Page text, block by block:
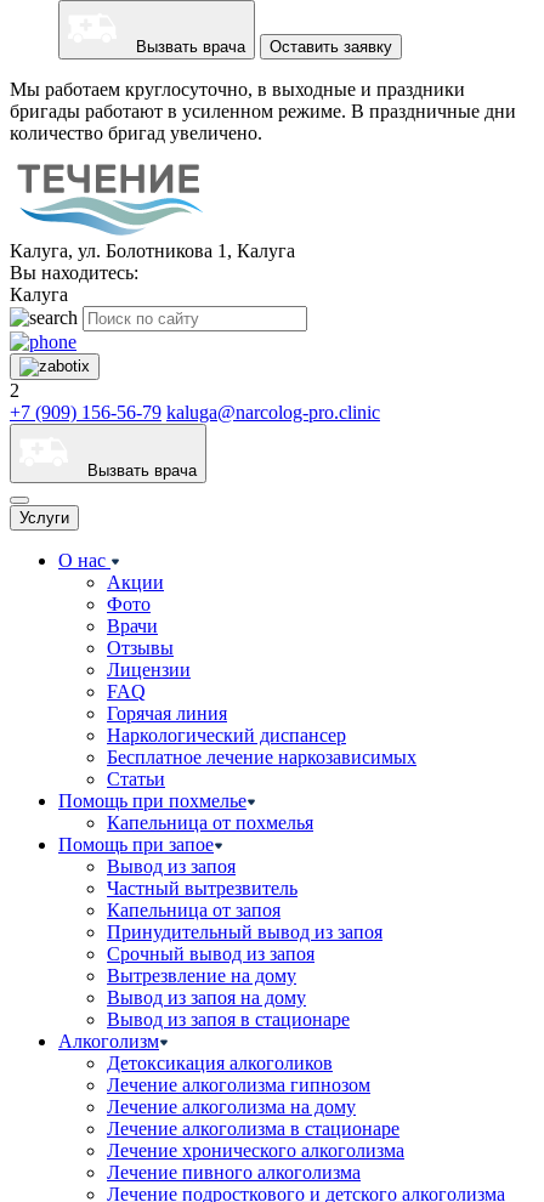
Вызвать врача Оставить заявку
Мы работаем круглосуточно, в выходные и праздники
бригады работают в усиленном режиме. В праздничные дни
количество бригад увеличено.
Калуга, ул. Болотникова 1, Калуга
Вы находитесь:
Калуга
2
+7 (909) 156-56-79 kaluga@narcolog-pro.clinic
Вызвать врача
Услуги
О нас
Акции
Фото
Врачи
Отзывы
Лицензии
FAQ
Горячая линия
Наркологический диспансер
Бесплатное лечение наркозависимых
Статьи
Помощь при похмелье
Капельница от похмелья
Помощь при запое
Вывод из запоя
Частный вытрезвитель
Капельница от запоя
Принудительный вывод из запоя
Срочный вывод из запоя
Вытрезвление на дому
Вывод из запоя на дому
Вывод из запоя в стационаре
Алкоголизм
Детоксикация алкоголиков
Лечение алкоголизма гипнозом
Лечение алкоголизма на дому
Лечение алкоголизма в стационаре
Лечение хронического алкоголизма
Лечение пивного алкоголизма
Лечение подросткового и детского алкоголизма